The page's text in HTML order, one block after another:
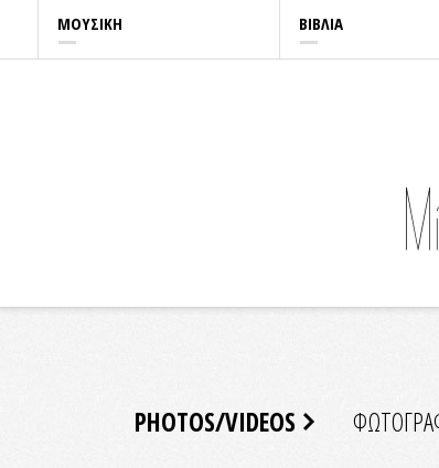
ΜΟΥΣΙΚΗ ΒΙΒΛΙΑ
PHOTOS/VIDEOS